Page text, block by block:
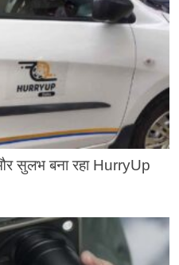
सुलभ बना रहा HurryUp